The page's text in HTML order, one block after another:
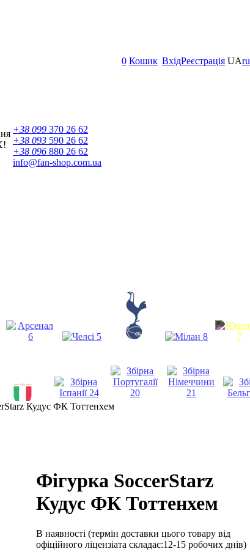
0 Кошик ВхідРеєстрація UAru
+38 099 370 26 62
+38 093 590 26 62
+38 096 880 26 62
info@fan-shop.com.ua
Кудус ФК Тоттенхем
Фігурка SoccerStarz
Кудус ФК Тоттенхем
В наявності (термін доставки цього товару від
офіційного ліцензіата складає:12-15 робочих днів)